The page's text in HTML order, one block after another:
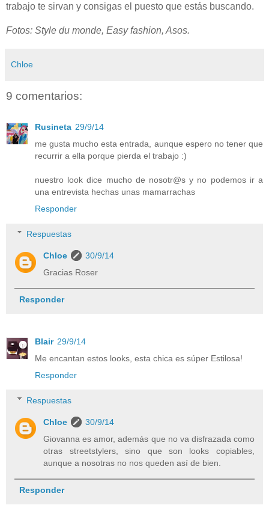
trabajo te sirvan y consigas el puesto que estás buscando.
Fotos: Style du monde, Easy fashion, Asos.
Chloe
9 comentarios:
Rusineta 29/9/14
me gusta mucho esta entrada, aunque espero no tener que
recurrir a ella porque pierda el trabajo :)
nuestro look dice mucho de nosotr@s y no podemos ir a
una entrevista hechas unas mamarrachas
Responder
Respuestas
Chloe
30/9/14
Gracias Roser
Responder
Blair 29/9/14
Me encantan estos looks, esta chica es súper Estilosa!
Responder
Respuestas
Chloe
30/9/14
Giovanna es amor, además que no va disfrazada como
otras streetstylers, sino que son looks copiables,
aunque a nosotras no nos queden así de bien.
Responder